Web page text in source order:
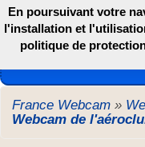
Les webcams
France Webcam »
Webcam de
En poursuivant votre
l'installation et
politique de